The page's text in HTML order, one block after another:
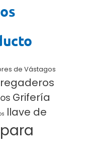
de Vástagos
Grifería
llave de